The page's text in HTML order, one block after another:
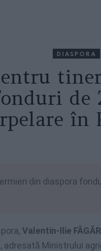
DIASPORA
de
în
din diaspora
Valentin-Ilie
adresată Ministrului